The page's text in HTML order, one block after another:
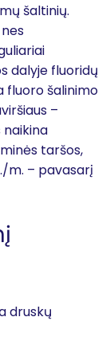
šaltinių.
dalyje fluoridų
fluoro šalinimo
–
taršos,
m. – pavasarį
druskų